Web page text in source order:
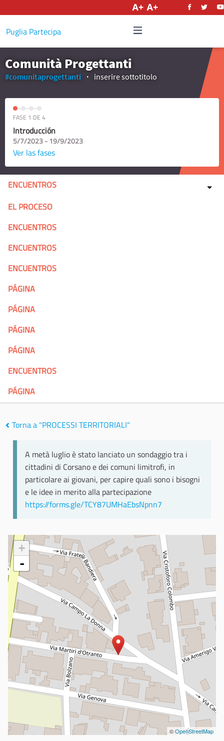
Puglia Partecipa
Comunità Progettanti
#comunitaprogettanti inserire sottotitolo
FASE 1 DE 4
Introducción
5/7/2023 - 19/9/2023
Ver las fases
ENCUENTROS
EL PROCESO
ENCUENTROS
ENCUENTROS
ENCUENTROS
PÁGINA
PÁGINA
PÁGINA
PÁGINA
ENCUENTROS
PÁGINA
Torna a "PROCESSI TERRITORIALI"
A metà luglio è stato lanciato un sondaggio tra i
cittadini di Corsano e dei comuni limitrofi, in
particolare ai giovani, per capire quali sono i bisogni
e le idee in merito alla partecipazione
https://forms.gle/TCY87UMHaEbsNpnn7
+
-
©OpenStreetMap